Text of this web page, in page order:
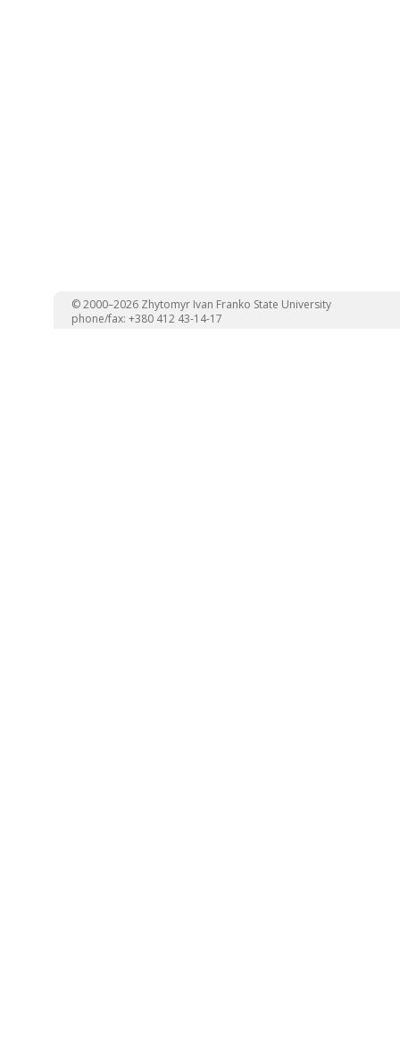
© 2000–2026 Zhytomyr Ivan Franko State University
phone/fax: +380 412 43-14-17